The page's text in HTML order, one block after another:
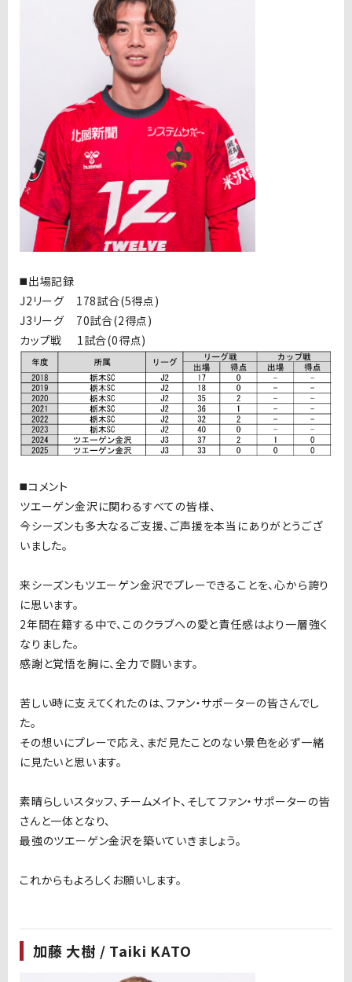
◼️出場記録
J2リーグ 178試合(5得点)
J3リーグ 70試合(2得点)
カップ戦 1試合(0得点)
◼️コメント
ツエーゲン金沢に関わるすべての皆様、
今シーズンも多大なるご支援、ご声援を本当にありがとうござ
いました。
来シーズンもツエーゲン金沢でプレーできることを、心から誇り
に思います。
2年間在籍する中で、このクラブへの愛と責任感はより一層強く
なりました。
感謝と覚悟を胸に、全力で闘います。
苦しい時に支えてくれたのは、ファン・サポーターの皆さんでし
た。
その想いにプレーで応え、まだ見たことのない景色を必ず一緒
に見たいと思います。
素晴らしいスタッフ、チームメイト、そしてファン・サポーターの皆
さんと一体となり、
最強のツエーゲン金沢を築いていきましょう。
これからもよろしくお願いします。
加藤 大樹 / Taiki KATO